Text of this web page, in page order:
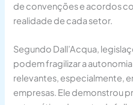
de convenções e acordos
realidade de cada setor.
Segundo Dall’Acqua,
podem fragilizar a
relevantes, especialmente,
empresas. Ele demonstrou